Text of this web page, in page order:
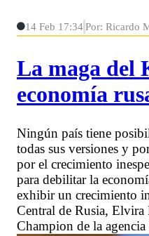
14 Feb 17:34Por: Ricardo
La maga del
economía
Ningún país tiene
todas sus versiones y
por el crecimiento
para debilitar la
exhibir un crecimiento
Central de Rusia,
Champion de la